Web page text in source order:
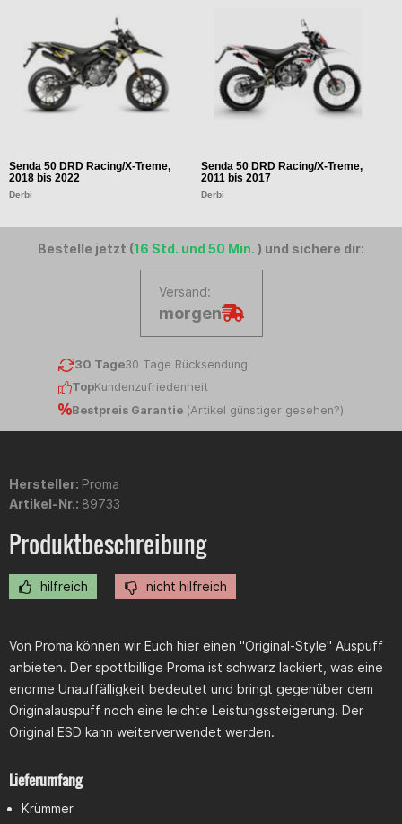
Senda 50 DRD Racing/X-Treme,
2018 bis 2022
Derbi
Senda 50 DRD Racing/X-Treme,
2011 bis 2017
Derbi
Bestelle jetzt (16 Std. und 50 Min. ) und sichere dir:
Versand:
morgen
30 Tage30 Tage Rücksendung
TopKundenzufriedenheit
Bestpreis Garantie (Artikel günstiger gesehen?)
Hersteller: Proma
Artikel-Nr.: 89733
Produktbeschreibung
hilfreich nicht hilfreich
Von Proma können wir Euch hier einen "Original-Style" Auspuff
anbieten. Der spottbillige Proma ist schwarz lackiert, was eine
enorme Unauffälligkeit bedeutet und bringt gegenüber dem
Originalauspuff noch eine leichte Leistungssteigerung. Der
Original ESD kann weiterverwendet werden.
Lieferumfang
Krümmer